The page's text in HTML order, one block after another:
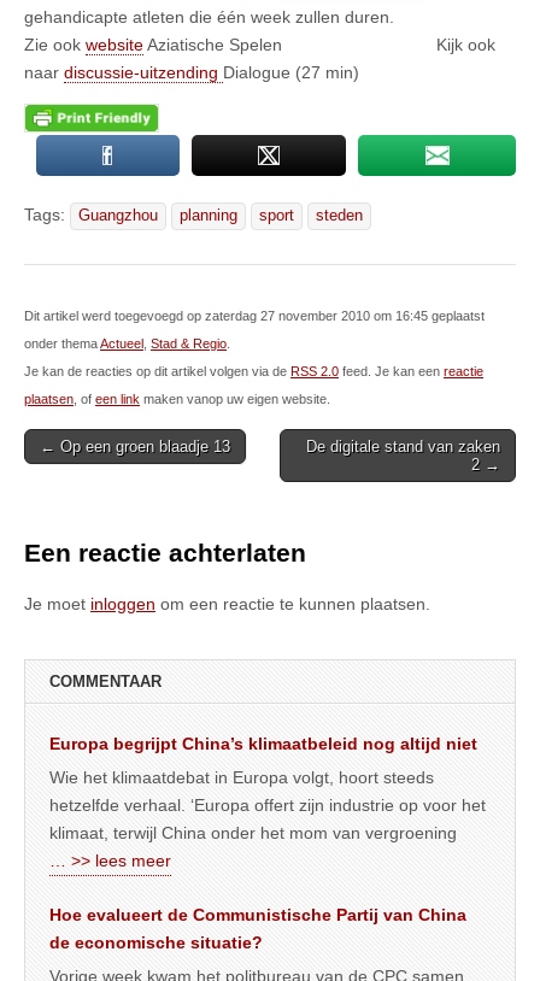
gehandicapte atleten die één week zullen duren.
Zie ook websiteAziatische Spelen Kijk ook
naar discussie-uitzending Dialogue (27 min)
Tags: Guangzhou planning sport steden
Dit artikel werd toegevoegd op zaterdag 27 november 2010 om 16:45 geplaatst
onder themaActueel Stad & Regio
Je kan de reacties op dit artikel volgen via de RSS 2.0 feed. Je kan een reactie
plaatsen , of een link maken vanop uw eigen website.
Post
← Op een groen blaadje 13
De digitale stand van zaken
2 →
Een reactie achterlaten
Je moet inloggen om een reactie te kunnen plaatsen.
COMMENTAAR
Europa begrijpt China’s klimaatbeleid nog altijd niet
Wie het klimaatdebat in Europa volgt, hoort steeds
hetzelfde verhaal. ‘Europa offert zijn industrie op voor het
klimaat, terwijl China onder het mom van vergroening
… >> lees meer
Hoe evalueert de Communistische Partij van China
de economische situatie?
Vorige week kwam het politbureau van de CPC samen,